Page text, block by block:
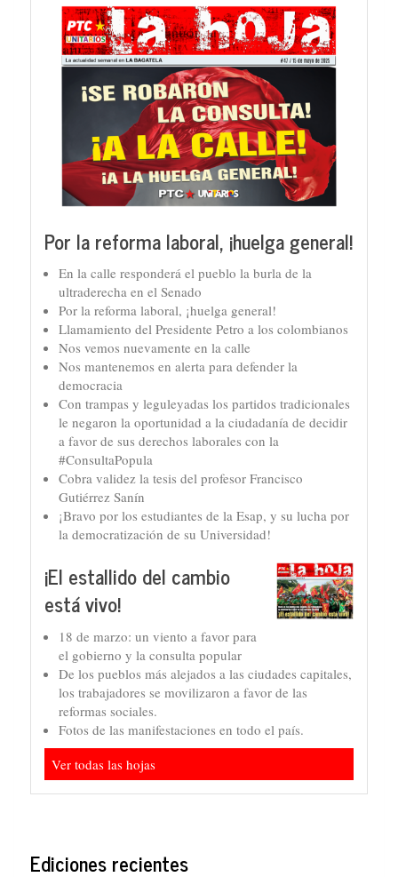
Por la reforma laboral, ¡huelga general!
En la calle responderá el pueblo la burla de la
ultraderecha en el Senado
Por la reforma laboral, ¡huelga general!
Llamamiento del Presidente Petro a los colombianos
Nos vemos nuevamente en la calle
Nos mantenemos en alerta para defender la
democracia
Con trampas y leguleyadas los partidos tradicionales
le negaron la oportunidad a la ciudadanía de decidir
a favor de sus derechos laborales con la
#ConsultaPopula
Cobra validez la tesis del profesor Francisco
Gutiérrez Sanín
¡Bravo por los estudiantes de la Esap, y su lucha por
la democratización de su Universidad!
¡El estallido del cambio
está vivo!
18 de marzo: un viento a favor para
el gobierno y la consulta popular
De los pueblos más alejados a las ciudades capitales,
los trabajadores se movilizaron a favor de las
reformas sociales.
Fotos de las manifestaciones en todo el país.
Ver todas las hojas
Ediciones recientes